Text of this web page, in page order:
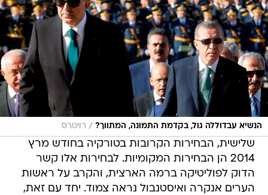
הנשיא עבדוללה גול, בקדמת התמונה, המתווך? / רויטרס
שלישית, הבחירות הקרובות בטורקיה בחודש מרץ
2014 הן הבחירות המקומיות. לבחירות אלו קשר
הדוק לפוליטיקה ברמה הארצית, והקרב על ראשות
הערים אנקרה ואיסטנבול נראה צמוד. יחד עם זאת,